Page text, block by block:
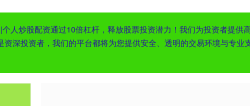
人炒股配资通过10倍杠杆，释放股票投资潜力！我们为投资者提
深投资者，我们的平台都将为您提供安全、透明的交易环境与专